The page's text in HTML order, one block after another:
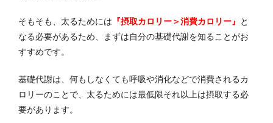
そもそも、太るためには 『摂取カロリー＞消費カロリー』
と
なる必要があるため、まずは自分の基礎代謝を知ることがお
すすめです。
基礎代謝は、何もしなくても呼吸や消化などで消費されるカ
ロリーのことで、太るためには最低限それ以上は摂取する必
要があります。